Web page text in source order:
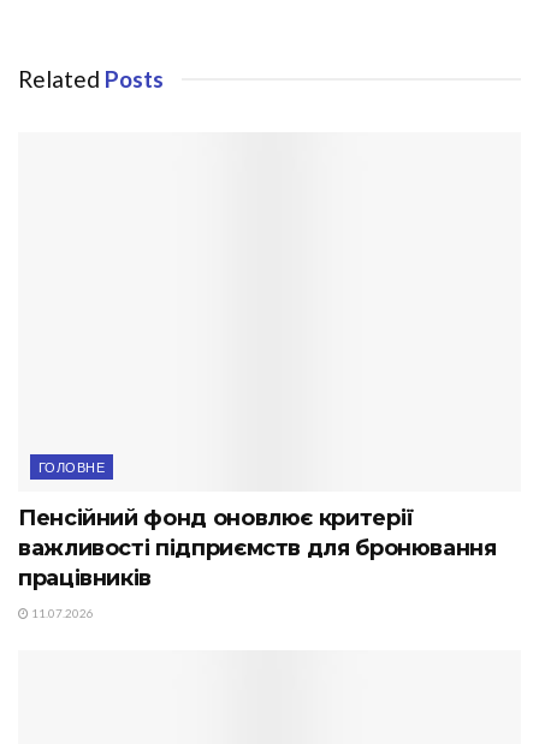
Related Posts
ГОЛОВНЕ
Пенсійний фонд оновлює критерії
важливості підприємств для бронювання
працівників
11.07.2026